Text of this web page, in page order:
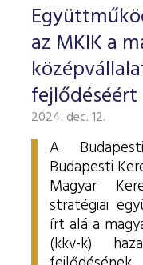
az MKIK a
fejlődéséért
2024. dec. 12.
A
Budapesti
Magyar
stratégiai
írt alá a
(kkv-k)